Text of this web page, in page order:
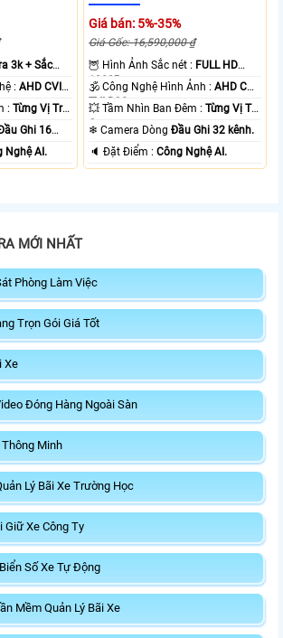
3k + Sắc
⚒ Trang Bị Công Nghệ :AHD CVI
⭐ Tầm Nhìn Ban Đêm :Từng Vị Trí
Ghi 16
Nghệ AI.
Giá bán: 5%-35%
Giá Gốc: 16,590,000 ₫
🦉 Hình Ảnh Sắc nét : FULL HD
1080P .
🕉️ Công Nghệ Hình Ảnh :AHD CVI
TVI BCS.
💥 Tầm Nhìn Ban Đêm :Từng Vị Trí
Camera .
❄ Camera DòngĐầu Ghi 32 kênh.
️🔈 Đặt Điểm :Công Nghệ AI.
MỚI NHẤT
Phòng Làm Việc
Trọn Gói Giá Tốt
Xe
Đóng Hàng Ngoài Sàn
Thông Minh
Lý Bãi Xe Trường Học
Giữ Xe Công Ty
Số Xe Tự Động
Mềm Quản Lý Bãi Xe